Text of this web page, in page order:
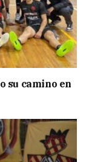
su camino en